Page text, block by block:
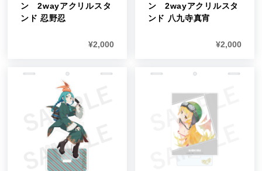
ン 2wayアクリルスタ
ンド 忍野忍
¥2,000
ン 2wayアクリルスタ
ンド 八九寺真宵
¥2,000